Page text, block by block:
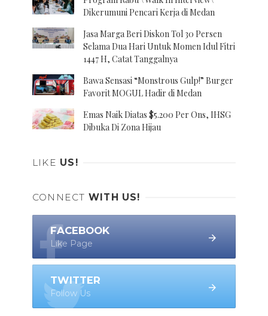
Dikerumuni Pencari Kerja di Medan
Jasa Marga Beri Diskon Tol 30 Persen
Selama Dua Hari Untuk Momen Idul Fitri
1447 H, Catat Tanggalnya
Bawa Sensasi “Monstrous Gulp!” Burger
Favorit MOGUL Hadir di Medan
Emas Naik Diatas $5.200 Per Ons, IHSG
Dibuka Di Zona Hijau
LIKE US!
CONNECT WITH US!
FACEBOOK
Like Page
TWITTER
Follow Us